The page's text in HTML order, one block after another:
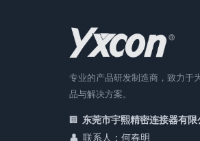
专业的产品研发制造商，致力于
品与解决方案。
东莞市宇熙精密连接器有限
联系人：何春明